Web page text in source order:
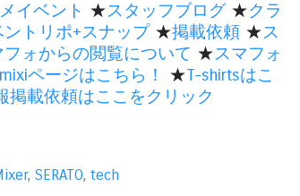
イベント ★スタッフブログ ★クラ
ントリポ+スナップ★掲載依頼 ★ス
フォからの閲覧について ★スマフォ
mixiページはこちら！ ★T-shirtsはこ
掲載依頼はここをクリック
, SERATO, tech